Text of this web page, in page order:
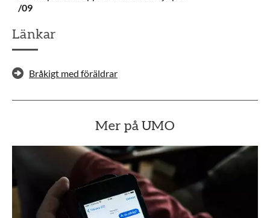
/09
Länkar
Bråkigt med föräldrar
Mer på UMO